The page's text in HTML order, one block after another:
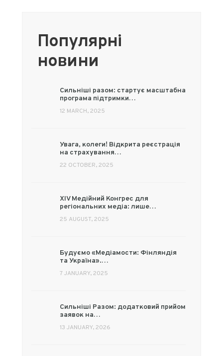
Популярні
новини
Сильніші разом: стартує масштабна
програма підтримки…
12 MARCH, 2025
Увага, колеги! Відкрита реєстрація
на страхування…
22 OCTOBER, 2025
XIV Медійний Конгрес для
регіональних медіа: лише…
25 AUGUST, 2025
Будуємо «Медіамости: Фінляндія
та Україна».…
7 JANUARY, 2025
Сильніші Разом: додатковий прийом
заявок на…
13 JANUARY, 2026